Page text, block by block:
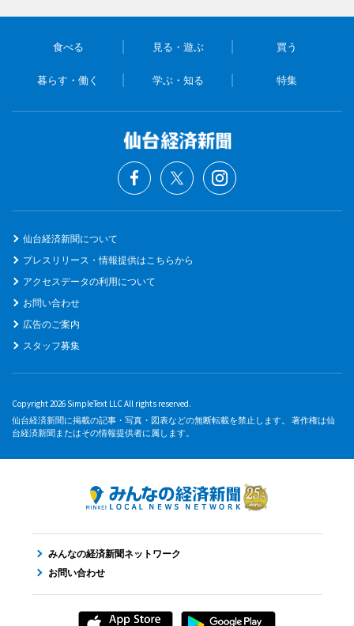
食べる 見る・遊ぶ 買う
暮らす・働く 学ぶ・知る 特集
仙台経済新聞について
プレスリリース・情報提供はこちらから
アクセスデータの利用について
お問い合わせ
広告のご案内
スタッフ募集
Copyright 2026 SimpleText LLC All rights reserved.
仙台経済新聞に掲載の記事・写真・図表などの無断転載を禁止します。 著作権は仙
台経済新聞またはその情報提供者に属します。
みんなの経済新聞ネットワーク
お問い合わせ